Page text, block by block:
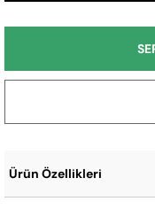
Ürün Özellikleri